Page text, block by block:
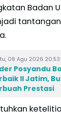
Badan
08 Agu 2026 20:53
Posyandu
II Jatim,
Prestasi